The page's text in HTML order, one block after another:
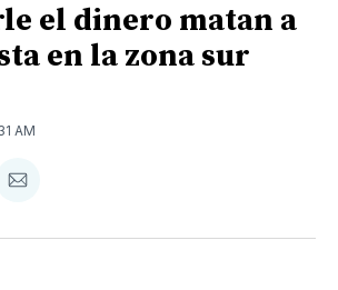
el dinero matan a
en la zona sur
AM
Compartir
Email